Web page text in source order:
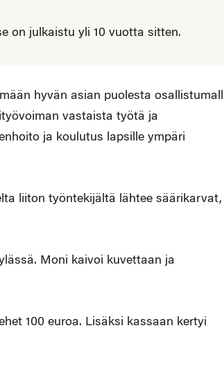
on julkaistu yli 10 vuotta sitten.
hyvän asian puolesta
vastaista työtä ja
ja koulutus lapsille ympäri
liiton työntekijältä lähtee säärikarvat,
Moni kaivoi kuvettaan ja
100 euroa. Lisäksi kassaan kertyi